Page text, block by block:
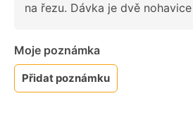
na řezu. Dávka je dvě
Moje poznámka
Přidat poznámku